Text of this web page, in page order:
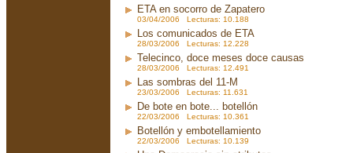
ETA en socorro de Zapatero
03/04/2006 Lecturas: 10.188
Los comunicados de ETA
28/03/2006 Lecturas: 12.228
Telecinco, doce meses doce causas
28/03/2006 Lecturas: 12.491
Las sombras del 11-M
23/03/2006 Lecturas: 11.631
De bote en bote... botellón
22/03/2006 Lecturas: 10.361
Botellón y embotellamiento
22/03/2006 Lecturas: 10.139